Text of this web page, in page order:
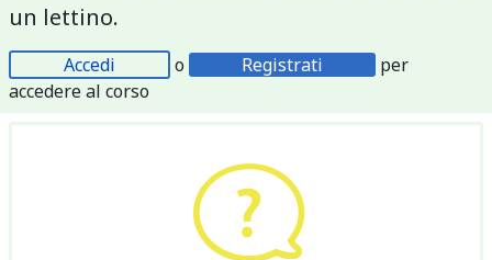
un lettino.
Accedi o Registrati
per
accedere al corso